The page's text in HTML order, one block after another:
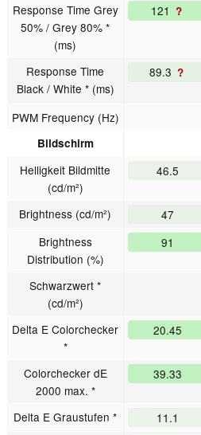
Response Time Grey
50% / Grey 80% *
(ms)
121 ?
Response Time
Black / White * (ms)
89.3 ?
PWM Frequency (Hz)
Bildschirm
Helligkeit Bildmitte
(cd/m²)
46.5
Brightness (cd/m²) 47
Brightness
Distribution (%)
91
Schwarzwert *
(cd/m²)
Delta E Colorchecker
*
20.45
Colorchecker dE
2000 max. *
39.33
Delta E Graustufen * 11.1